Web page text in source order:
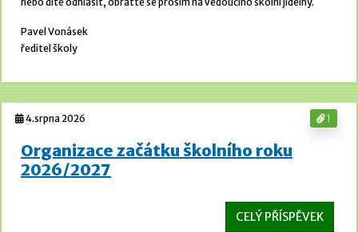
Pavel Vonásek
ředitel školy
1
4.srpna 2026
Organizace začátku školního roku
2026/2027
CELÝ PŘÍSPĚVEK